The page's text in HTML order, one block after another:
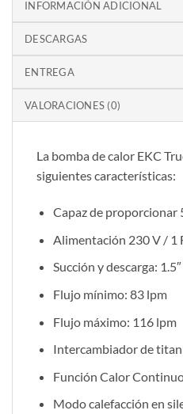
INFORMACIÓN ADICIONAL
DESCARGAS
ENTREGA
VALORACIONES (0)
La bomba de calor EKC
siguientes características:
Capaz de proporcionar
Alimentación 230 V / 1
Succión y descarga: 1.5″
Flujo mínimo: 83 lpm
Flujo máximo: 116 lpm
Intercambiador de
Función Calor
Modo calefacción en